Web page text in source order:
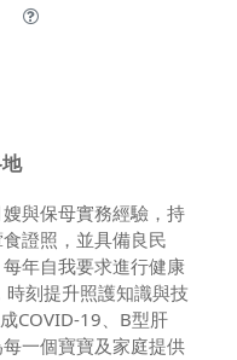
與保母實務經驗，持
證照，並具備良民
年自我要求進行健康
刻提升照護知識與技
COVID-19、B型肝
一個寶寶及家庭提供